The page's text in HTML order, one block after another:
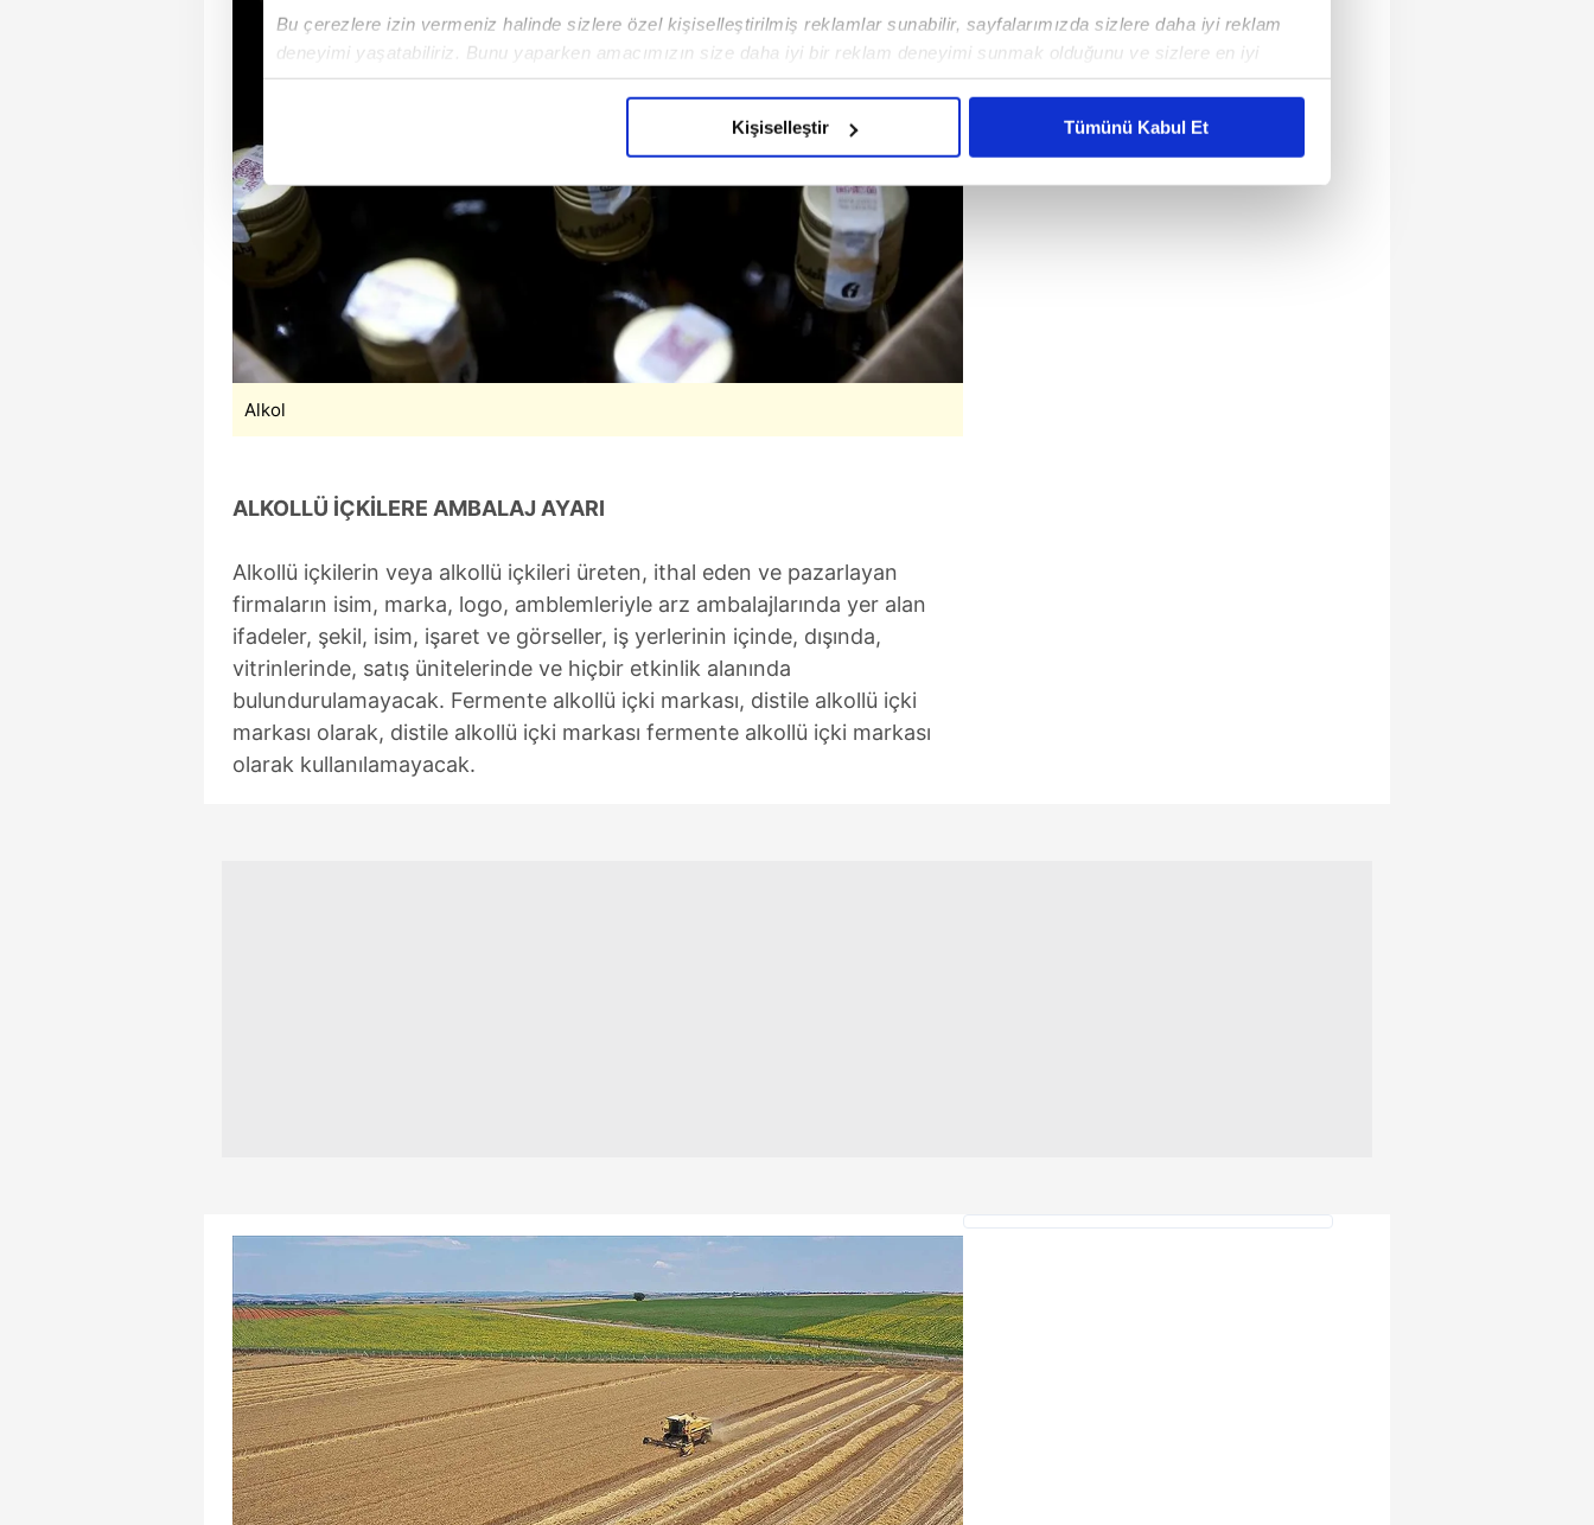
Bu çerezlere izin vermeniz halinde sizlere özel kişiselleştirilmiş reklamlar sunabilir, sayfalarımızda sizlere daha iyi reklam
deneyimi yaşatabiliriz. Bunu yaparken amacımızın size daha iyi bir reklam deneyimi sunmak olduğunu ve sizlere en iyi
içerikleri sunabilmek adına elimizden gelen çabayı gösterdiğimizi ve bu noktada, reklamların maliyetlerimizi karşılamak
Sizlere daha iyi bir hizmet sunabilmek için İnternet Sitemizde kendimize ve üçüncü kişilere ait çerezler kullanılmaktadır. Bu
çerezler vasıtasıyla çeşitli kişisel verileriniz işlenmekte olup gerekli olan çerezler bilgi toplumu hizmetlerinin sunulması
amacıyla kullanılmaktadır. Diğer çerezler, sitemizin daha işlevsel kılınması ve kişiselleştirilmesi ve sizlere yönelik
reklam/pazarlama faaliyetlerinin yapılması, amaçlarıyla sınırlı olarak açık rızanız dahilinde kullanılacaktır.
Çerezlere ilişkin tercihlerinizi aşağıda yer alan panel vasıtasıyla belirleyebilirsiniz. Çerezlere ilişkin detaylı bilgi için Ayarlar
Kişiselleştir Tümünü Kabul Et
Alkol
ALKOLLÜ İÇKİLERE AMBALAJ AYARI
Alkollü içkilerin veya alkollü içkileri üreten, ithal eden ve pazarlayan
firmaların isim, marka, logo, amblemleriyle arz ambalajlarında yer alan
ifadeler, şekil, isim, işaret ve görseller, iş yerlerinin içinde, dışında,
vitrinlerinde, satış ünitelerinde ve hiçbir etkinlik alanında
bulundurulamayacak. Fermente alkollü içki markası, distile alkollü içki
markası olarak, distile alkollü içki markası fermente alkollü içki markası
olarak kullanılamayacak.